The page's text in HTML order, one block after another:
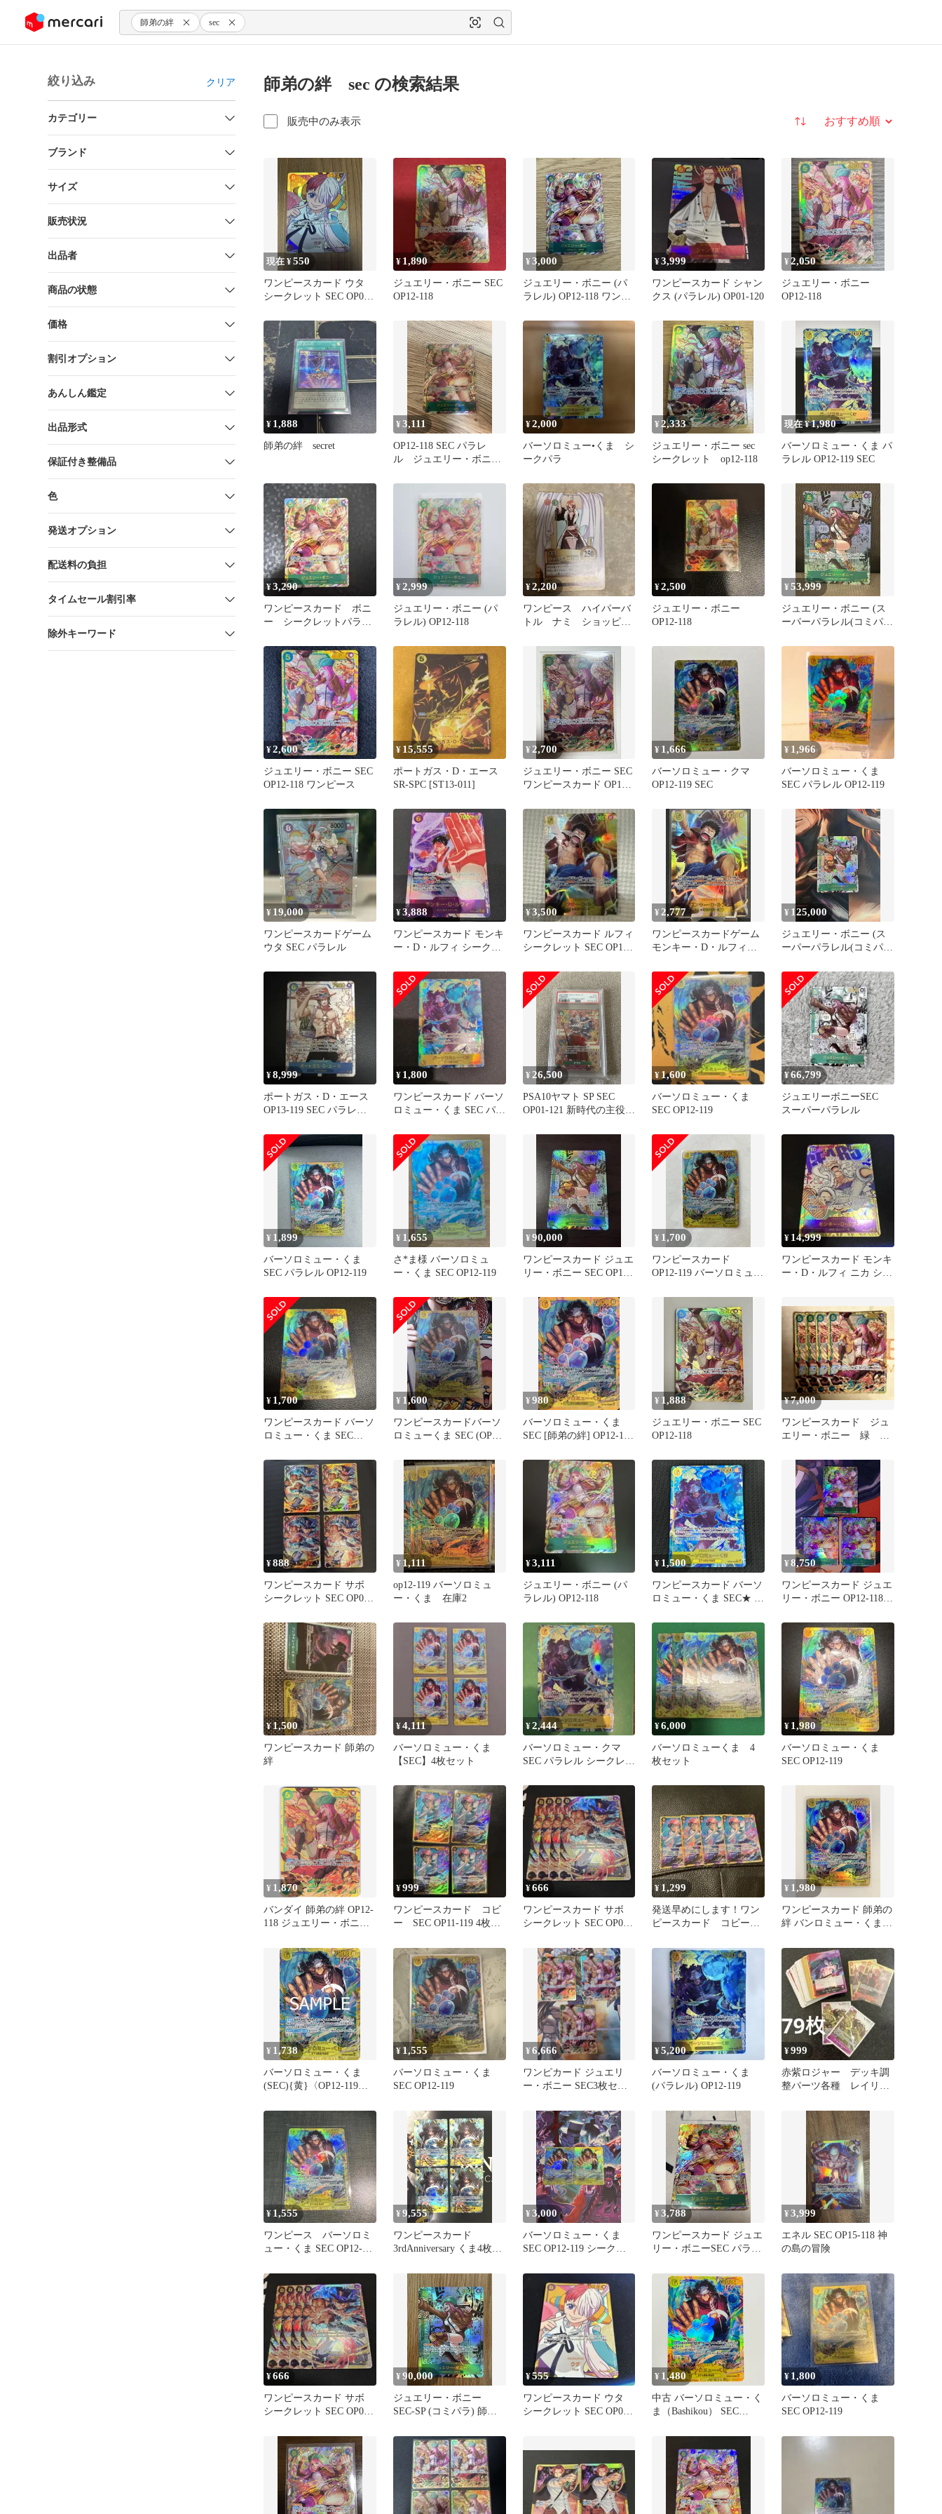
ツにスキップ 師弟の絆 sec
絞り込み クリア
カテゴリー
ブランド
サイズ
販売状況
出品者
商品の状態
価格
割引オプション
あんしん鑑定
出品形式
保証付き整備品
色
発送オプション
配送料の負担
タイムセール割引率
除外キーワード
師弟の絆 sec の検索結果
販売中のみ表示 並び替え
現在 ¥550
ワンピースカード ウタ
シークレット SEC OP02-
¥ 1,890
ジュエリー・ボニー SEC
OP12-118
¥3,000
ジュエリー・ボニー (パ
ラレル) OP12-118 ワンピ
¥3,999
ワンピースカード シャン
クス (パラレル) OP01-120
¥ 2,050
ジュエリー・ボニー
OP12-118
¥ 1,888
師弟の絆 secret
¥3,111
OP12-118 SEC パラレ
ル ジュエリー・ボニ
¥2,000
バーソロミュー•くま シ
ークパラ
¥ 2,333
ジュエリー・ボニー sec
シークレット op12-118
現在 ¥1,980
バーソロミュー・くま パ
ラレル OP12-119 SEC
¥3,290
ワンピースカード ボニ
ー シークレットパラレ
¥2,999
ジュエリー・ボニー (パ
ラレル) OP12-118
¥2,200
ワンピース ハイパーバ
トル ナミ ショッピン
¥2,500
ジュエリー・ボニー
OP12-118
¥53,999
ジュエリー・ボニー (ス
ーパーパラレル(コミパ
¥2,600
ジュエリー・ボニー SEC
OP12-118 ワンピース
¥ 15,555
ポートガス・D・エース
SR-SPC [ST13-011]
¥ 2,700
ジュエリー・ボニー SEC
ワンピースカード OP12-
¥ 1,666
バーソロミュー・クマ
OP12-119 SEC
¥ 1,966
バーソロミュー・くま
SEC パラレル OP12-119
¥ 19,000
ワンピースカードゲーム
ウタ SEC パラレル
¥3,888
ワンピースカード モンキ
ー・D・ルフィ シークレ
¥3,500
ワンピースカード ルフィ
シークレット SEC OP15-
¥ 2,777
ワンピースカードゲーム
モンキー・D・ルフィ
¥ 125,000
ジュエリー・ボニー (ス
ーパーパラレル(コミパ
¥8,999
ポートガス・D・エース
OP13-119 SEC パラレル
¥ 1,800
ワンピースカード バーソ
ロミュー・くま SEC パラ
¥ 26,500
PSA10ヤマト SP SEC
OP01-121 新時代の主役
¥ 1,600
バーソロミュー・くま
SEC OP12-119
¥66,799
ジュエリーボニーSEC
スーパーパラレル
¥ 1,899
バーソロミュー・くま
SEC パラレル OP12-119
¥ 1,655
さ*ま様 バーソロミュ
ー・くま SEC OP12-119
¥90,000
ワンピースカード ジュエ
リー・ボニー SEC OP12-
¥ 1,700
ワンピースカード
OP12-119 バーソロミュ
¥ 14,999
ワンピースカード モンキ
ー・D・ルフィ ニカ シー
¥ 1,700
ワンピースカード バーソ
ロミュー・くま SEC
¥ 1,600
ワンピースカードバーソ
ロミューくま SEC (OP12-
¥980
バーソロミュー・くま
SEC [師弟の絆] OP12-119
¥ 1,888
ジュエリー・ボニー SEC
OP12-118
¥7,000
ワンピースカード ジュ
エリー・ボニー 緑
¥888
ワンピースカード サボ
シークレット SEC OP07-
¥ 1,111
op12-119 バーソロミュ
ー・くま 在庫2
¥3,111
ジュエリー・ボニー (パ
ラレル) OP12-118
¥ 1,500
ワンピースカード バーソ
ロミュー・くま SEC★ シ
OP12-119 師弟の絆
¥8,750
ワンピースカード ジュエ
リー・ボニー OP12-118
¥1,500
ワンピースカード 師弟の
絆
¥4,111
バーソロミュー・くま
【SEC】4枚セット
¥2,444
バーソロミュー・クマ
SEC パラレル シークレッ
SEC
¥6,000
バーソロミューくま 4
枚セット
¥ 1,980
バーソロミュー・くま
SEC OP12-119
¥ 1,870
バンダイ 師弟の絆 OP12-
118 ジュエリー・ボニー
¥999
ワンピースカード コビ
ー SEC OP11-119 4枚セ
¥666
ワンピースカード サボ
シークレット SEC OP07-
¥1,299
発送早めにします！ワン
ピースカード コビー
¥ 1,980
ワンピースカード 師弟の
絆 バンロミュー・くま
¥ 1,738
バーソロミュー・くま
(SEC){黄}〈OP12-119〉
ク 師弟の絆] シークレッ
¥1,555
バーソロミュー・くま
SEC OP12-119
¥6,666
ワンピカード ジュエリ
ー・ボニー SEC3枚セッ
¥5,200
バーソロミュー・くま
(パラレル) OP12-119
¥999
赤紫ロジャー デッキ調
整パーツ各種 レイリー
¥ 1,555
ワンピース バーソロミ
ュー・くま SEC OP12-
¥9,555
ワンピースカード
3rdAnniversary くま4枚セ
¥3,000
バーソロミュー・くま
SEC OP12-119 シークレ
¥3,788
ワンピースカード ジュエ
リー・ボニーSEC パラレ
¥3,999
エネル SEC OP15-118 神
の島の冒険
¥666
ワンピースカード サボ
シークレット SEC OP07-
¥90,000
ジュエリー・ボニー
SEC-SP (コミパラ) 師弟
¥555
ワンピースカード ウタ
シークレット SEC OP02-
¥ 1,480
中古 バーソロミュー・く
ま（Bashikou） SEC
¥ 1,800
バーソロミュー・くま
SEC OP12-119